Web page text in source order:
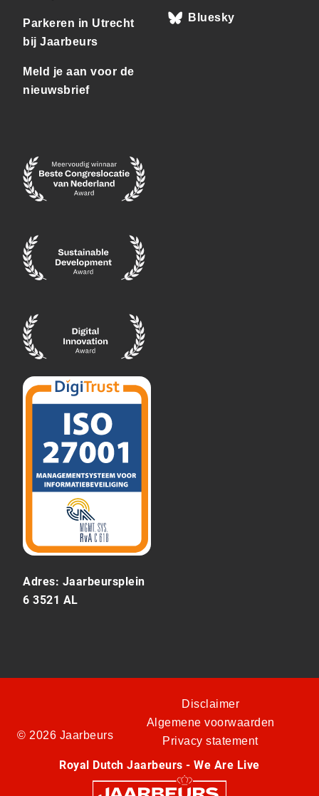
Parkeren in Utrecht
bij Jaarbeurs
Meld je aan voor de
nieuwsbrief
Adres: Jaarbeursplein
6 3521 AL
Bluesky
© 2026 Jaarbeurs
Disclaimer
Algemene voorwaarden
Privacy statement
Royal Dutch Jaarbeurs - We Are Live